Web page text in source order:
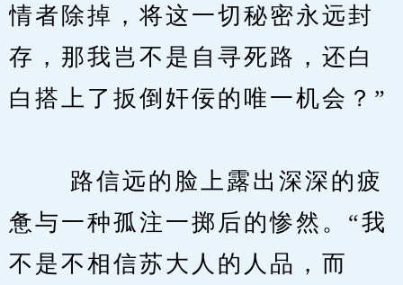
情者除掉，将这一切秘密永远封
存，那我岂不是自寻死路，还白
白搭上了扳倒奸佞的唯一机会？”
路信远的脸上露出深深的疲
惫与一种孤注一掷后的惨然。“我
不是不相信苏大人的人品，而